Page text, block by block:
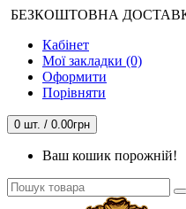
БЕЗКОШТОВНА ДОСТАВКА
Кабінет
Мої закладки (0)
Оформити
Порівняти
0 шт. / 0.00грн
Ваш кошик порожній!